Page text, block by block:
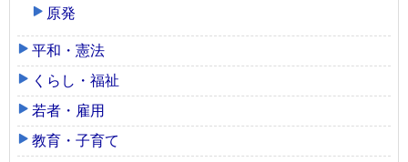
原発
平和・憲法
くらし・福祉
若者・雇用
教育・子育て